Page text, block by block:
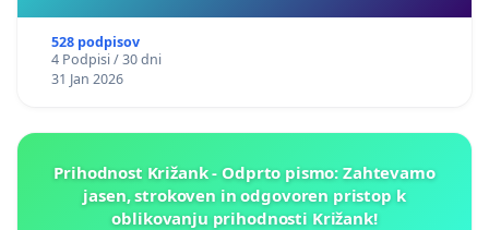
528 podpisov
4 Podpisi / 30 dni
31 Jan 2026
Prihodnost Križank - Odprto pismo: Zahtevamo
jasen, strokoven in odgovoren pristop k
oblikovanju prihodnosti Križank!